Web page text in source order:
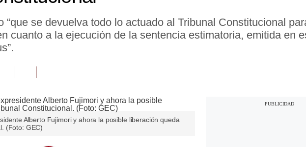
“que se devuelva todo lo actuado al Tribunal Constitucional
cuanto a la ejecución de la sentencia estimatoria, emitida en
Alberto Fujimori y ahora la posible liberación queda
(Foto: GEC)